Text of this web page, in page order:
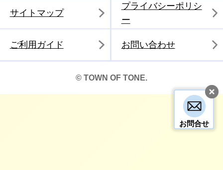
お問合せ
サイトマップ
プライバシーポリシ
ー
ご利用ガイド お問い合わせ
© TOWN OF TONE.